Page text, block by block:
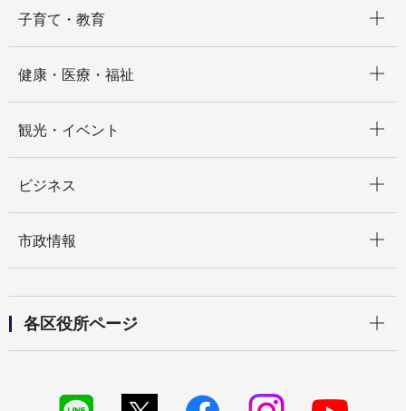
子育て・教育
健康・医療・福祉
観光・イベント
ビジネス
市政情報
各区役所ページ